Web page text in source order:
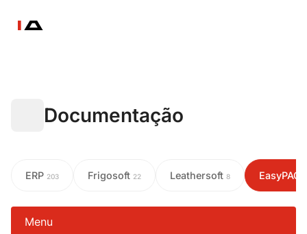
Documentação
ERP 203 Frigosoft 22 Leathersoft 8 EasyPAC
Menu